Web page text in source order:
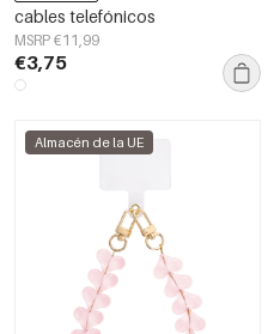
cables telefónicos
MSRP €11,99
€3,75
Almacén de la UE